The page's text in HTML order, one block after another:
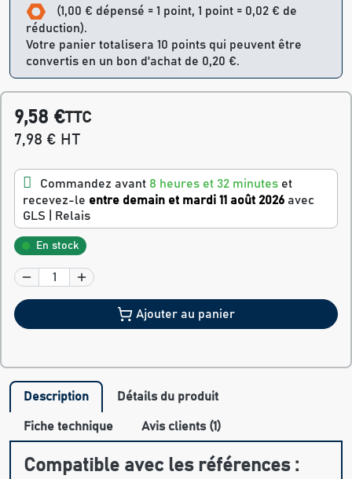
(1,00 € dépensé = 1 point, 1 point = 0,02 € de
réduction).
Votre panier totalisera 10 points qui peuvent être
convertis en un bon d'achat de 0,20 €.
9,58 €TTC
7,98 € HT
Commandez avant 8 heures et 32 minutes et
recevez-le entre demain et mardi 11 août 2026 avec
GLS | Relais
En stock
Ajouter au panier
Description Détails du produit
Fiche technique Avis clients (1)
Compatible avec les références :